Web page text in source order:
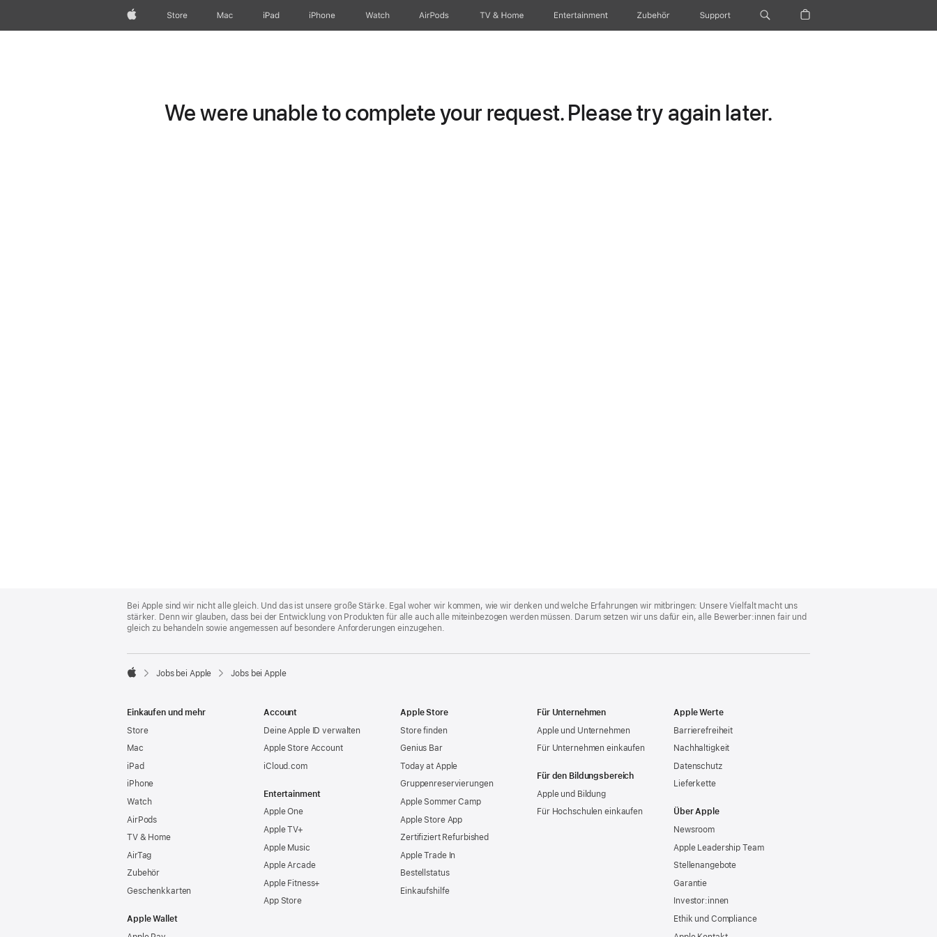
Apple Store Mac iPad iPhone Watch AirPods TV & Home Entertainment Zubehör Support
We were unable to complete your request. Please try again later.
Footer
Bei Apple sind wir nicht alle gleich. Und das ist unsere große Stärke. Egal woher wir kommen, wie wir denken und welche Erfahrungen wir mitbringen: Unsere Vielfalt macht uns
stärker. Denn wir glauben, dass bei der Entwicklung von Produkten für alle auch alle miteinbezogen werden müssen. Darum setzen wir uns dafür ein, alle Bewerber:innen fair und
gleich zu behandeln sowie angemessen auf besondere Anforderungen einzugehen.

Jobs bei Apple Jobs bei Apple
Einkaufen und mehr
Store
Mac
iPad
iPhone
Watch
AirPods
TV & Home
AirTag
Zubehör
Geschenkkarten
Apple Wallet
Account
Deine Apple ID verwalten
Apple Store Account
iCloud.com
Entertainment
Apple One
Apple TV+
Apple Music
Apple Arcade
Apple Fitness+
App Store
Apple Store
Store finden
Genius Bar
Today at Apple
Gruppen­reservierungen
Apple Sommer Camp
Apple Store App
Zertifiziert Refurbished
Apple Trade In
Bestellstatus
Einkaufshilfe
Für Unternehmen
Apple und Unternehmen
Für Unternehmen einkaufen
Für den Bildungsbereich
Apple und Bildung
Für Hochschulen einkaufen
Apple Werte
Barrierefreiheit
Nachhaltigkeit
Datenschutz
Lieferkette
Über Apple
Newsroom
Apple Leadership Team
Stellenangebote
Garantie
Investor:innen
Ethik und Compliance